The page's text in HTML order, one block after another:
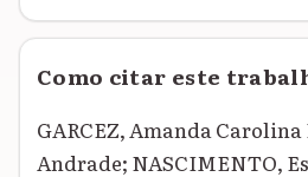
Como citar este
GARCEZ, Amanda
Andrade; NASCIMENTO,